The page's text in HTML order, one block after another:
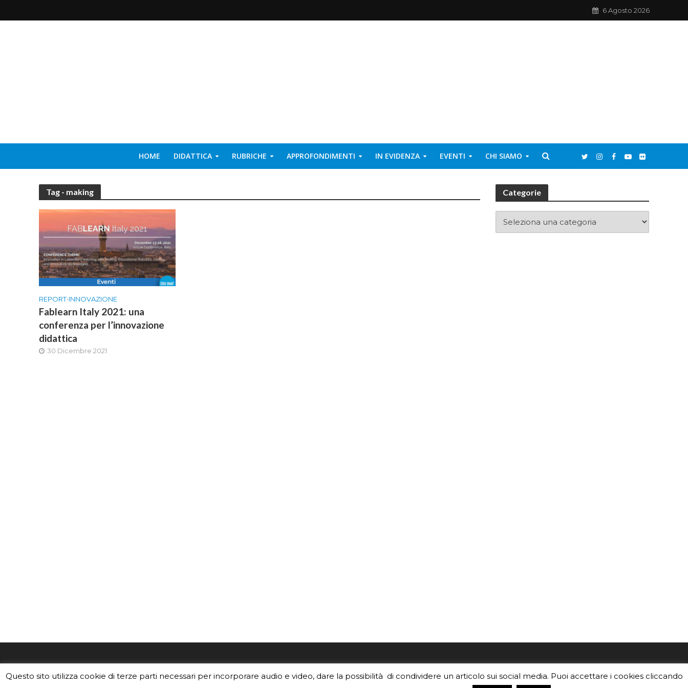
6 Agosto 2026
HOME DIDATTICA RUBRICHE APPROFONDIMENTI IN EVIDENZA EVENTI CHI SIAMO
Tag - making
REPORT•INNOVAZIONE
Fablearn Italy 2021: una
conferenza per l’innovazione
didattica
30 Dicembre 2021
Categorie
divulgazione dell'INAF,Istituto
Leggi i Crediti.
risponde, per inviarci le tue foto o i
brochureda distribuire nella tua
Questo sito utilizza cookie di terze parti necessari per incorporare audio e video, dare la possibilità di condividere un articolo sui social media. Puoi accettare i cookies cliccando